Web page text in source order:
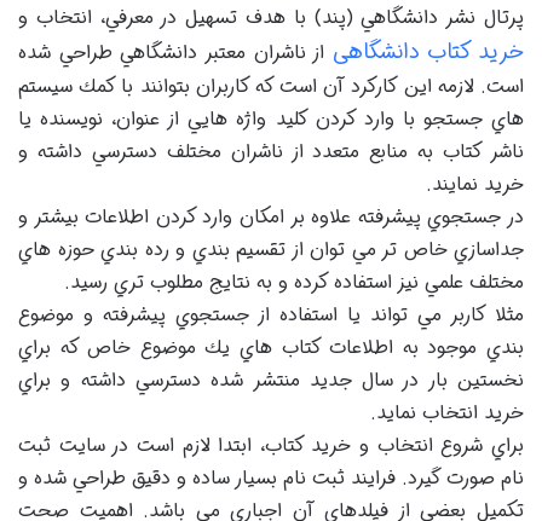
پرتال نشر دانشگاهي (پند) با هدف تسهيل در معرفي، انتخاب و
خرید کتاب دانشگاهی از ناشران معتبر دانشگاهي طراحي شده
است. لازمه اين كاركرد آن است كه كاربران بتوانند با كمك سيستم
هاي جستجو با وارد كردن كليد واژه هايي از عنوان، نويسنده يا
ناشر كتاب به منابع متعدد از ناشران مختلف دسترسي داشته و
خريد نمايند.
در جستجوي پيشرفته علاوه بر امكان وارد كردن اطلاعات بيشتر و
جداسازي خاص تر مي توان از تقسيم بندي و رده بندي حوزه هاي
مختلف علمي نيز استفاده كرده و به نتايج مطلوب تري رسيد.
مثلا كاربر مي تواند يا استفاده از جستجوي پيشرفته و موضوع
بندي موجود به اطلاعات كتاب هاي يك موضوع خاص كه براي
نخستين بار در سال جديد منتشر شده دسترسي داشته و براي
خريد انتخاب نمايد.
براي شروع انتخاب و خريد كتاب، ابتدا لازم است در سايت ثبت
نام صورت گيرد. فرايند ثبت نام بسيار ساده و دقيق طراحي شده و
تكميل بعضي از فيلدهاي آن اجباري مي باشد. اهميت صحت